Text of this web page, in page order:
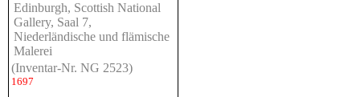
Edinburgh, Scottish National
Gallery, Saal 7,
Niederländische und flämische
Malerei
(Inventar-Nr. NG 2523)
1697